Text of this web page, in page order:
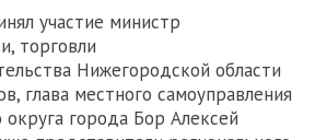
участие министр
торговли
Нижегородской области
глава местного самоуправления
округа города Бор Алексей